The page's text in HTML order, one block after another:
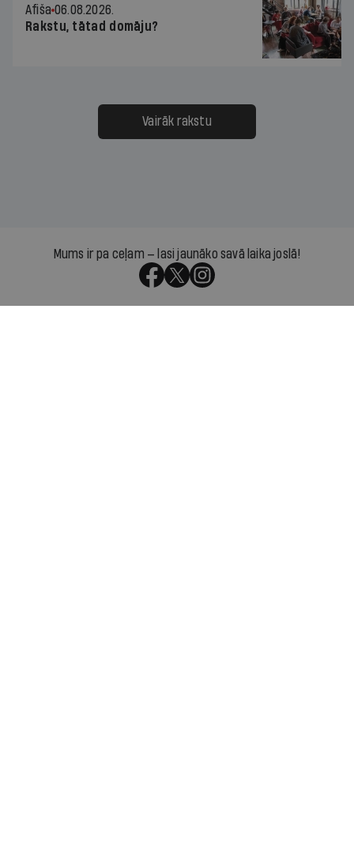
Afiša 06.08.2026.
Rakstu, tātad domāju?
Vairāk rakstu
Mums ir pa ceļam — lasi jaunāko savā laika joslā!